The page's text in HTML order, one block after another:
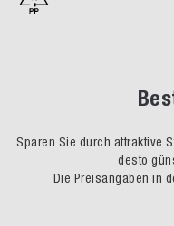
Sparen Sie durch attraktive
desto
Die Preisangaben in